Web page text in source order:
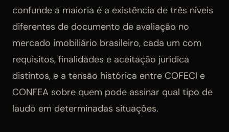
confunde a maioria é a existência de três níveis
diferentes de documento de avaliação no
mercado imobiliário brasileiro, cada um com
requisitos, finalidades e aceitação jurídica
distintos, e a tensão histórica entre COFECI e
CONFEA sobre quem pode assinar qual tipo de
laudo em determinadas situações.